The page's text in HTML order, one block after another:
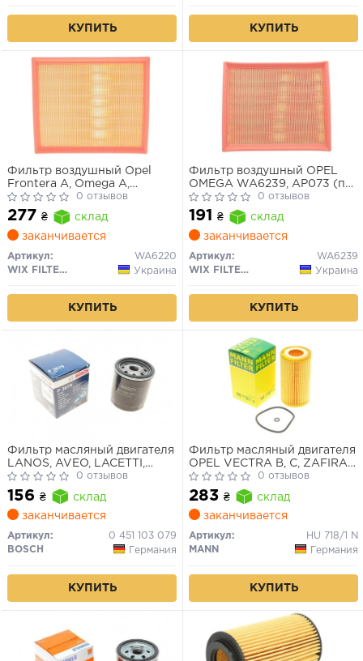
КУПИТЬ КУПИТЬ
Фильтр воздушный Opel
Frontera A, Omega A,
Senator B/Vauxhall Carlton,
Frontera A, Senator B
(WA6220) WIX
0 отзывов
277 ₴
склад
заканчивается
Артикул:
WA6220
WIX FILTERS
Украина
КУПИТЬ
Фильтр воздушный OPEL
OMEGA WA6239, AP073 (пр-
во WIX-Filtron UA)
0 отзывов
191 ₴
склад
заканчивается
Артикул:
WA6239
WIX FILTERS
Украина
КУПИТЬ
Фильтр масляный двигателя
LANOS, AVEO, LACETTI,
NUBIRA, NEXIA (пр-во
Bosch)
0 отзывов
156 ₴
склад
заканчивается
Артикул:
0 451 103 079
BOSCH
Германия
КУПИТЬ
Фильтр масляный двигателя
OPEL VECTRA B, C, ZAFIRA
A 2.0-2.2 DTI 96-05 (пр-во
MANN)
0 отзывов
283 ₴
склад
заканчивается
Артикул:
HU 718/1 N
MANN
Германия
КУПИТЬ